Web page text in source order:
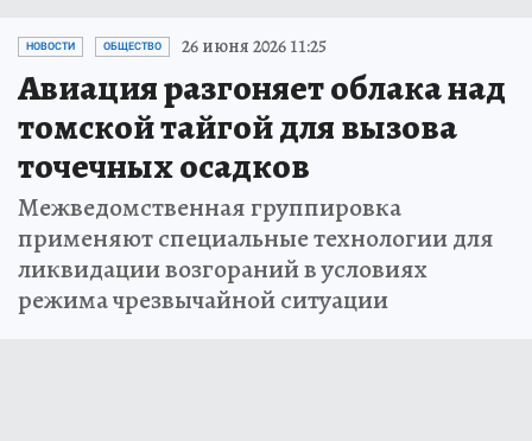
НОВОСТИ ОБЩЕСТВО 26 июня 2026 11:25
Авиация разгоняет облака над
томской тайгой для вызова
точечных осадков
Межведомственная группировка
применяют специальные технологии для
ликвидации возгораний в условиях
режима чрезвычайной ситуации